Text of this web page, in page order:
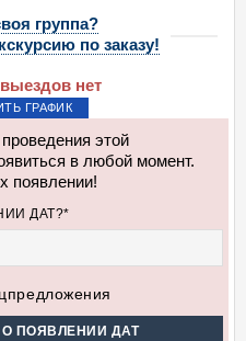
группа?
по заказу!
нет
ГРАФИК
этой
в любой момент.
появлении!
ДАТ?*
ПОЯВЛЕНИИ ДАТ